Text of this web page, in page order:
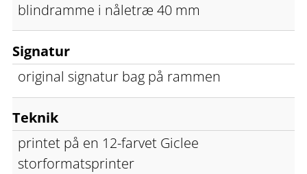
blindramme i nåletræ 40 mm
Signatur
original signatur bag på rammen
Teknik
printet på en 12-farvet Giclee
storformatsprinter